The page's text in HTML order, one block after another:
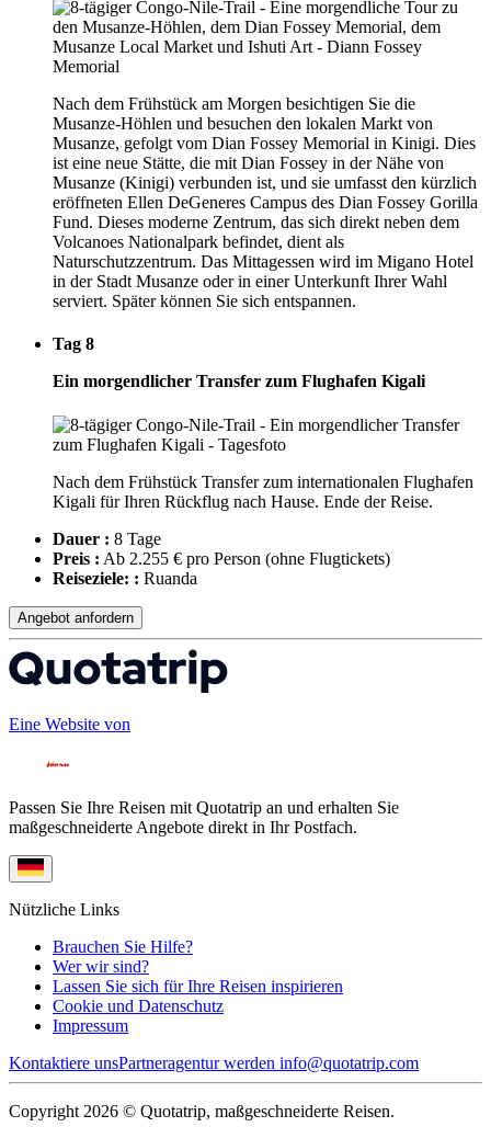
Nach dem Frühstück am Morgen besichtigen Sie die
Musanze-Höhlen und besuchen den lokalen Markt von
Musanze, gefolgt vom Dian Fossey Memorial in Kinigi. Dies
ist eine neue Stätte, die mit Dian Fossey in der Nähe von
Musanze (Kinigi) verbunden ist, und sie umfasst den kürzlich
eröffneten Ellen DeGeneres Campus des Dian Fossey Gorilla
Fund. Dieses moderne Zentrum, das sich direkt neben dem
Volcanoes Nationalpark befindet, dient als
Naturschutzzentrum. Das Mittagessen wird im Migano Hotel
in der Stadt Musanze oder in einer Unterkunft Ihrer Wahl
serviert. Später können Sie sich entspannen.
Tag 8
Ein morgendlicher Transfer zum Flughafen Kigali
Nach dem Frühstück Transfer zum internationalen Flughafen
Kigali für Ihren Rückflug nach Hause. Ende der Reise.
Dauer : 8 Tage
Preis : Ab 2.255 € pro Person (ohne Flugtickets)
Reiseziele: : Ruanda
Angebot anfordern
Eine Website von
Passen Sie Ihre Reisen mit Quotatrip an und erhalten Sie
maßgeschneiderte Angebote direkt in Ihr Postfach.
Nützliche Links
Brauchen Sie Hilfe?
Wer wir sind?
Lassen Sie sich für Ihre Reisen inspirieren
Cookie und Datenschutz
Impressum
Kontaktiere unsPartneragentur werden info@quotatrip.com
Copyright 2026 © Quotatrip, maßgeschneiderte Reisen.